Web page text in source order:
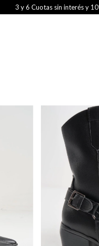
3 y 6 Cuotas sin interés y